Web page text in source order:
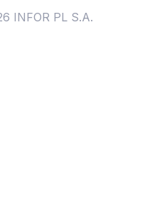
INFOR PL S.A.